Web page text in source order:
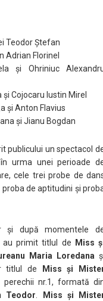
Teodor Ștefan
Adrian Florinel
și Ohriniuc
Cojocaru Iustin Mirel
și Anton Flavius
și Jianu Bogdan
publicului un spectacol
urma unei perioade
cele trei probe de
de aptitudini și
şi după momentele
au primit titlul de
Miss
Maria Loredana
titlul de
Miss și
nr.1, formată
Teodor.
Miss și